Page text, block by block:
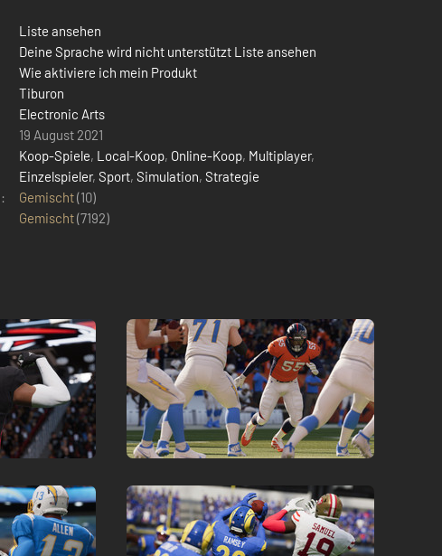
Liste ansehen
Deine Sprache wird nicht unterstützt Liste ansehen
Wie aktiviere ich mein Produkt
Tiburon
Electronic Arts
19 August 2021
Koop-Spiele, Local-Koop, Online-Koop, Multiplayer,
Einzelspieler, Sport, Simulation, Strategie
Gemischt(10)
Gemischt(7192)